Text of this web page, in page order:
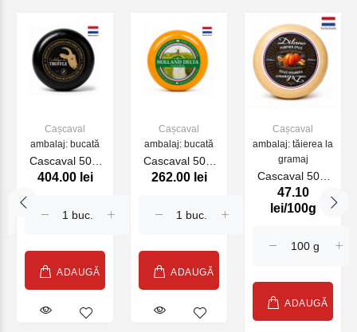
Cașcaval
ambalaj: bucată
Cascaval 50%
Baby Goat
(24600)
404.00 lei
ADAUGĂ
Cașcaval
ambalaj: bucată
Cascaval 50%
Baby Natural
262.00 lei
ADAUGĂ
Cașcaval
ambalaj: tăierea la
gramaj
Cascaval 50%
Dilano Pumpkin
Spice (20150)
47.10
lei/100g
ADAUGĂ